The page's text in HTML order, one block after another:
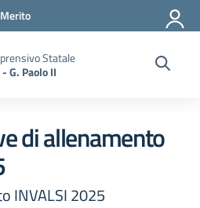
Statale
G. Paolo II
di allenamento
INVALSI 2025